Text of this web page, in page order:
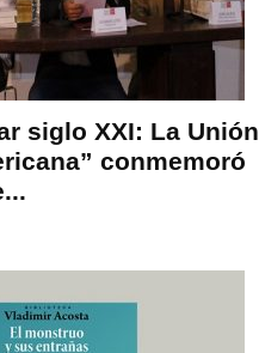
siglo XXI: La Unión
conmemoró